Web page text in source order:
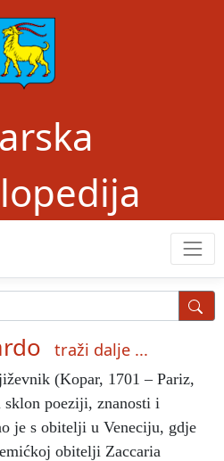
traži dalje ...
(Kopar, 1701 – Pariz,
sklon poeziji, znanosti i
je s obitelji u Veneciju, gdje
obitelji Zaccaria